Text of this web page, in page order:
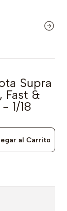
Supra
Fast &
1/18
al Carrito